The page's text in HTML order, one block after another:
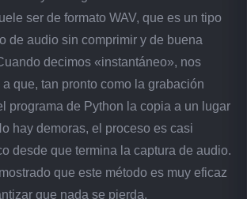
ser de formato WAV, que es un tipo
de audio sin comprimir y de buena
decimos «instantáneo», nos
a que, tan pronto como la grabación
programa de Python la copia a un lugar
hay demoras, el proceso es casi
desde que termina la captura de audio.
que este método es muy eficaz
que nada se pierda.